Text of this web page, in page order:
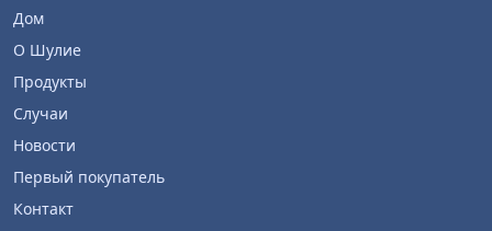
Дом
О Шулие
Продукты
Случаи
Новости
Первый покупатель
Контакт